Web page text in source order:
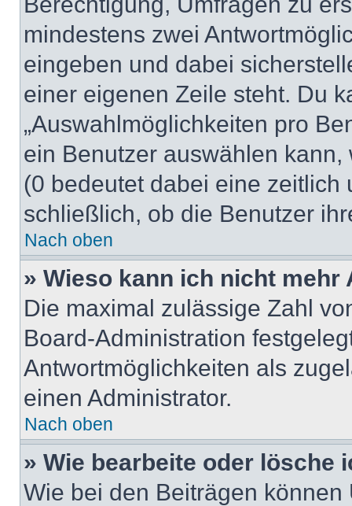
mindestens zwei
eingeben und dabei
einer eigenen Zeile steht. Du
„Auswahlmöglichkeiten pro
ein Benutzer auswählen
(0 bedeutet dabei eine
schließlich, ob die Benutzer
Nach oben
» Wieso kann ich nicht
Die maximal zulässige Zahl
Board-Administration
Antwortmöglichkeiten als
einen Administrator.
Nach oben
» Wie bearbeite oder lösche
Wie bei den Beiträgen